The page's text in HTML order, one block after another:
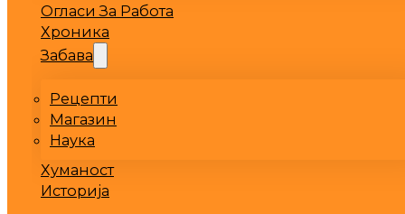
Огласи За Работа
Хроника
Забава
Рецепти
Магазин
Наука
Хуманост
Историја